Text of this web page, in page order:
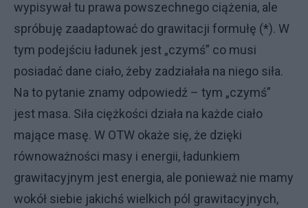
wypisywał tu prawa powszechnego ciążenia, ale
spróbuję zaadaptować do grawitacji formułę (*). W
tym podejściu ładunek jest „czymś” co musi
posiadać dane ciało, żeby zadziałała na niego siła.
Na to pytanie znamy odpowiedź – tym „czymś”
jest masa. Siła ciężkości działa na każde ciało
mające masę. W OTW okaże się, że dzięki
równoważności masy i energii, ładunkiem
grawitacyjnym jest energia, ale ponieważ nie mamy
wokół siebie jakichś wielkich pól grawitacyjnych,